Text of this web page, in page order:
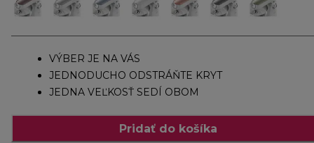
VÝBER JE NA VÁS
JEDNODUCHO ODSTRÁŇTE KRYT
JEDNA VEĽKOSŤ SEDÍ OBOM
Pridať do košíka